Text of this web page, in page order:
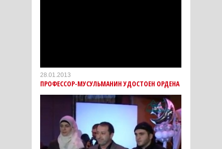
28.01.2013
ПРОФЕССОР-МУСУЛЬМАНИН УДОСТОЕН ОРДЕНА